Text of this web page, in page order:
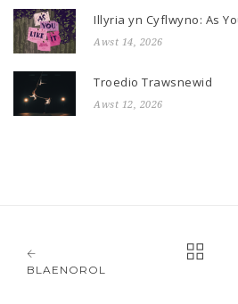
Illyria yn Cyflwyno: As
Awst 14, 2026
Troedio Trawsnewid
Awst 12, 2026
BLAENOROL